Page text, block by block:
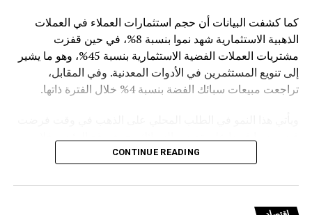
كما كشفت البيانات أن حجم استثمارات العملاء في العملات
الذهبية الاستثمارية شهد نموا بنسبة 8%، في حين قفزت
مشتريات العملات الفضية الاستثمارية بنسبة 45%، وهو ما يشير
إلى تنويع المستثمرين في الأدوات المعدنية. وفي المقابل،
تراجعت مبيعات سبائك الفضة بنسبة 4% خلال الفترة ذاتها.
بوتين في مارس الماضي مرسوما يمنع تصدير سبائك الذهب التي
المغادرين من مطارات موسكو الثلاثة (شيريميتيفو ودوموديدوفو
وفنوكوفو) ومطار فلاديفوستوك (كنيفيتشي) بشرط حصولهم
CONTINUE READING